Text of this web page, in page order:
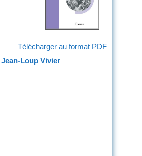
Télécharger au format PDF
Jean-Loup Vivier